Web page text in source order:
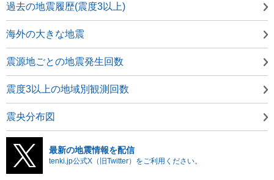
過去の地震履歴(震度3以上)
海外の大きな地震
震源地ごとの地震発生回数
震度3以上の地域別観測回数
震央分布図
最新の地震情報を配信
tenki.jp公式X（旧Twitter）をご利用ください。